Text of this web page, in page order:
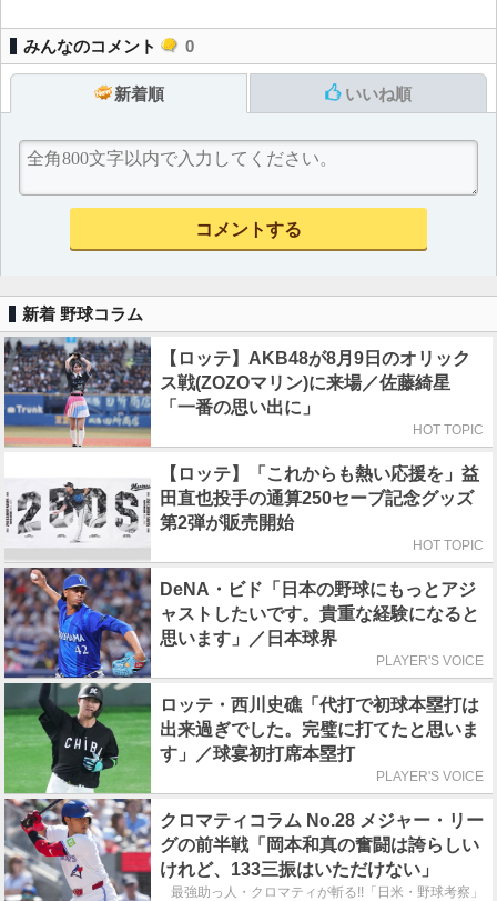
みんなのコメント 0
新着順 いいね順
新着 野球コラム
【ロッテ】AKB48が8月9日のオリック
ス戦(ZOZOマリン)に来場／佐藤綺星
「一番の思い出に」
HOT TOPIC
【ロッテ】「これからも熱い応援を」益
田直也投手の通算250セーブ記念グッズ
第2弾が販売開始
HOT TOPIC
DeNA・ビド「日本の野球にもっとアジ
ャストしたいです。貴重な経験になると
思います」／日本球界
PLAYER'S VOICE
ロッテ・西川史礁「代打で初球本塁打は
出来過ぎでした。完璧に打てたと思いま
す」／球宴初打席本塁打
PLAYER'S VOICE
クロマティコラム No.28 メジャー・リー
グの前半戦「岡本和真の奮闘は誇らしい
けれど、133三振はいただけない」
最強助っ人・クロマティが斬る!!「日米・野球考察」